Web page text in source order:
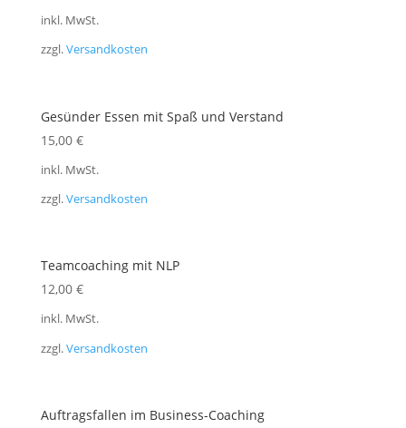
inkl. MwSt.
zzgl.Versandkosten
Gesünder Essen mit Spaß und Verstand
15,00 €
inkl. MwSt.
zzgl.Versandkosten
Teamcoaching mit NLP
12,00 €
inkl. MwSt.
zzgl.Versandkosten
Auftragsfallen im Business-Coaching